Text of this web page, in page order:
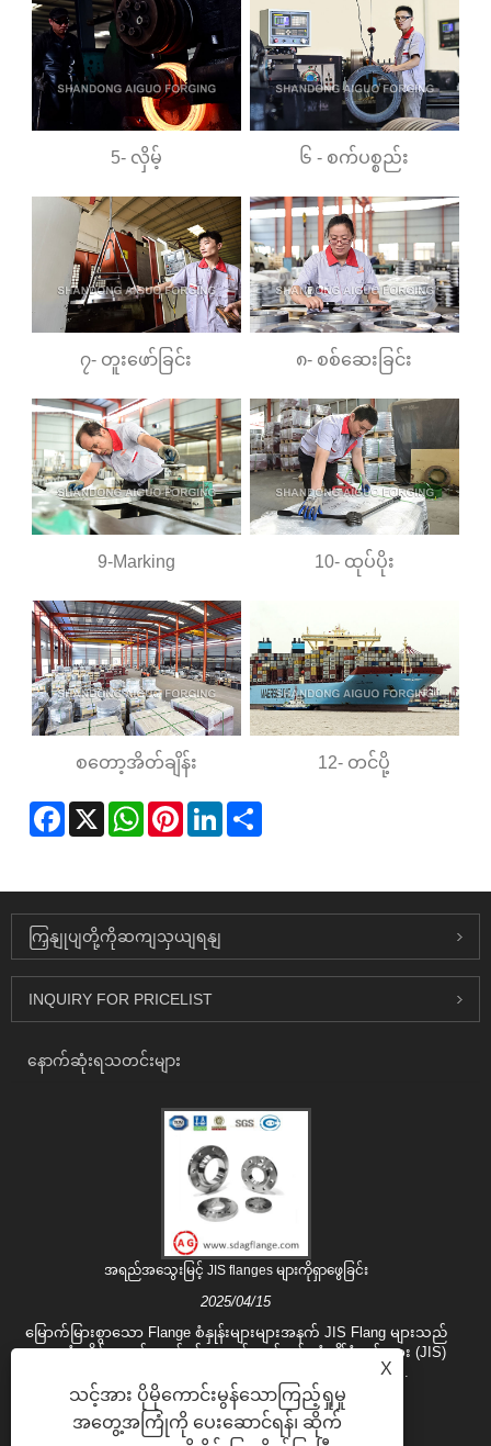
5- လှိမ့် ၆ - စက်ပစ္စည်း
၇- တူးဖော်ခြင်း ၈- စစ်ဆေးခြင်း
9-Marking 10- ထုပ်ပိုး
စတော့အိတ်ချိန်း 12- တင်ပို့
Facebook
X WhatsAppPinterestLinkedIn
X
သင့်အား ပိုမိုကောင်းမွန်သောကြည့်ရှုမှု
အတွေ့အကြုံကို ပေးဆောင်ရန်၊ ဆိုက်
ကြှနျုပျတို့ကိုဆကျသှယျရနျ
INQUIRY FOR PRICELIST
နောက်ဆုံးရသတင်းများ
အရည်အသွေးမြင့် JIS flanges များကိုရှာဖွေခြင်း
2025/04/15
မြောက်မြားစွာသော Flange စံနှုန်းများများအနက် JIS Flang များသည်
ကမ္ဘာလုံးဆိုင်ရာစက်မှုလုပ်ငန်းများနှင့်ဂျပန်စက်မှုစံချိန်စံညွှန်းများ (JIS)
၏အလွန်ကောင်းမွန်သောအရည်အသွေးနှင့်ကောင်းမွန......